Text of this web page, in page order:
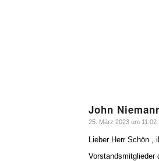
John
sagte:
25. März 2023 um 11:02
Lieber Herr Schön
Vorstandsmitglieder